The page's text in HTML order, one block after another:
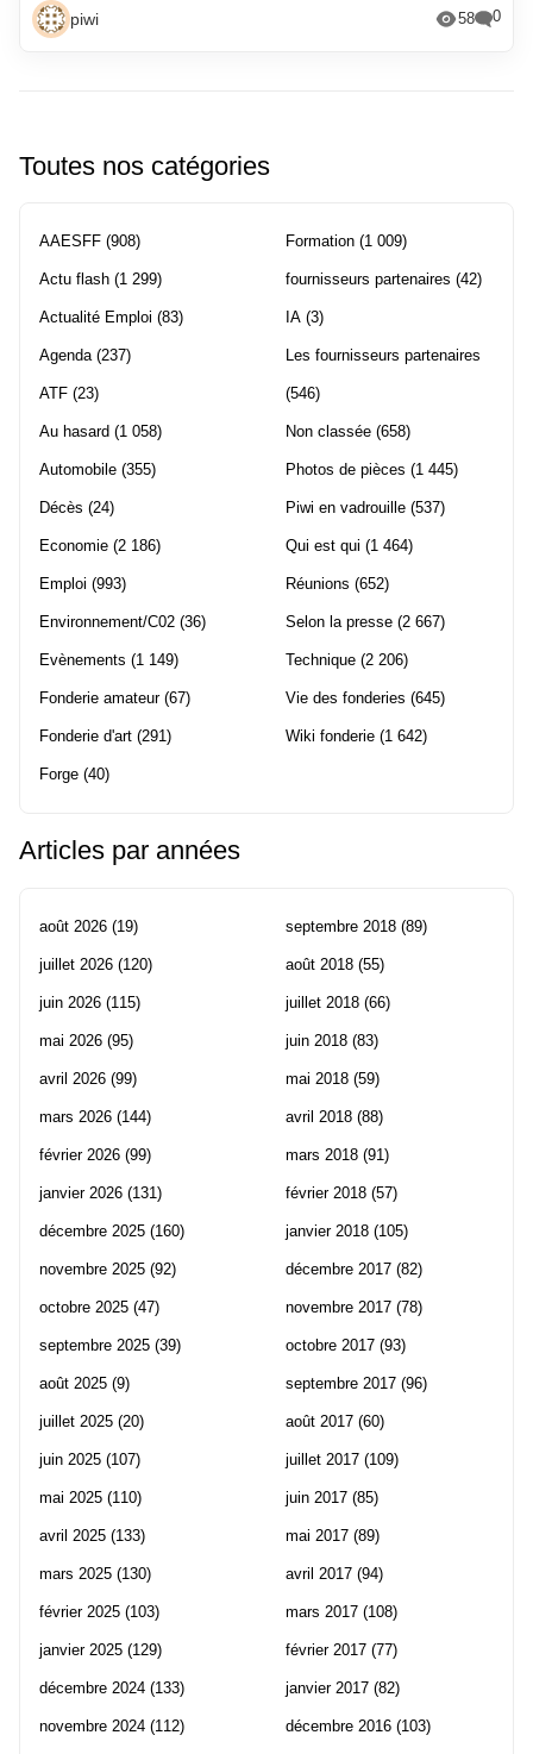
piwi 58 0
Toutes nos catégories
AAESFF (908)
Actu flash (1 299)
Actualité Emploi (83)
Agenda(237)
ATF (23)
Au hasard (1 058)
Automobile (355)
Décès (24)
Economie (2 186)
Emploi (993)
Environnement/C02 (36)
Evènements (1 149)
Fonderie amateur(67)
Fonderie d'art (291)
Forge (40)
Formation (1 009)
fournisseurs partenaires (42)
IA (3)
Les fournisseurs partenaires
(546)
Non classée (658)
Photos de pièces (1 445)
Piwi en vadrouille (537)
Qui est qui (1 464)
Réunions (652)
Selon la presse (2 667)
Technique (2 206)
Vie des fonderies (645)
Wiki fonderie (1 642)
Articles par années
août 2026 (19)
juillet 2026 (120)
juin 2026 (115)
mai 2026 (95)
avril 2026 (99)
mars 2026 (144)
février 2026 (99)
janvier 2026 (131)
décembre 2025 (160)
novembre 2025 (92)
octobre 2025 (47)
septembre 2025 (39)
août 2025 (9)
juillet 2025 (20)
juin 2025 (107)
mai 2025 (110)
avril 2025 (133)
mars 2025 (130)
février 2025 (103)
janvier 2025 (129)
décembre 2024 (133)
novembre 2024 (112)
septembre 2018 (89)
août 2018 (55)
juillet 2018 (66)
juin 2018 (83)
mai 2018 (59)
avril 2018 (88)
mars 2018 (91)
février 2018 (57)
janvier 2018 (105)
décembre 2017 (82)
novembre 2017 (78)
octobre 2017 (93)
septembre 2017 (96)
août 2017 (60)
juillet 2017 (109)
juin 2017 (85)
mai 2017 (89)
avril 2017 (94)
mars 2017 (108)
février 2017 (77)
janvier 2017 (82)
décembre 2016 (103)